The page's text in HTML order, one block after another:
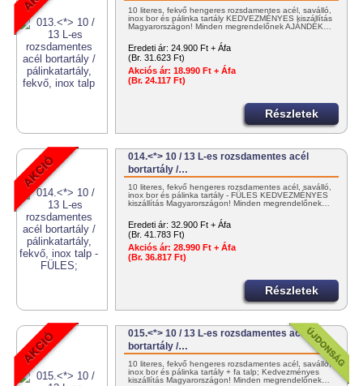
10 literes, fekvő hengeres rozsdamentes acél, saválló,
inox bor és pálinka tartály KEDVEZMÉNYES kiszállítás
Magyarországon! Minden megrendelőnek AJÁNDÉK…
Eredeti ár: 24.900 Ft + Áfa
(Br. 31.623 Ft)
Akciós ár: 18.990 Ft + Áfa
(Br. 24.117 Ft)
Részletek
014.<*> 10 / 13 L-es rozsdamentes acél
bortartály /…
10 literes, fekvő hengeres rozsdamentes acél, saválló,
inox bor és pálinka tartály - FÜLES KEDVEZMÉNYES
kiszállítás Magyarországon! Minden megrendelőnek…
Eredeti ár: 32.900 Ft + Áfa
(Br. 41.783 Ft)
Akciós ár: 28.990 Ft + Áfa
(Br. 36.817 Ft)
Részletek
015.<*> 10 / 13 L-es rozsdamentes acél
bortartály /…
10 literes, fekvő hengeres rozsdamentes acél, saválló,
inox bor és pálinka tartály + fa talp; Kedvezményes
kiszállítás Magyarországon! Minden megrendelőnek…